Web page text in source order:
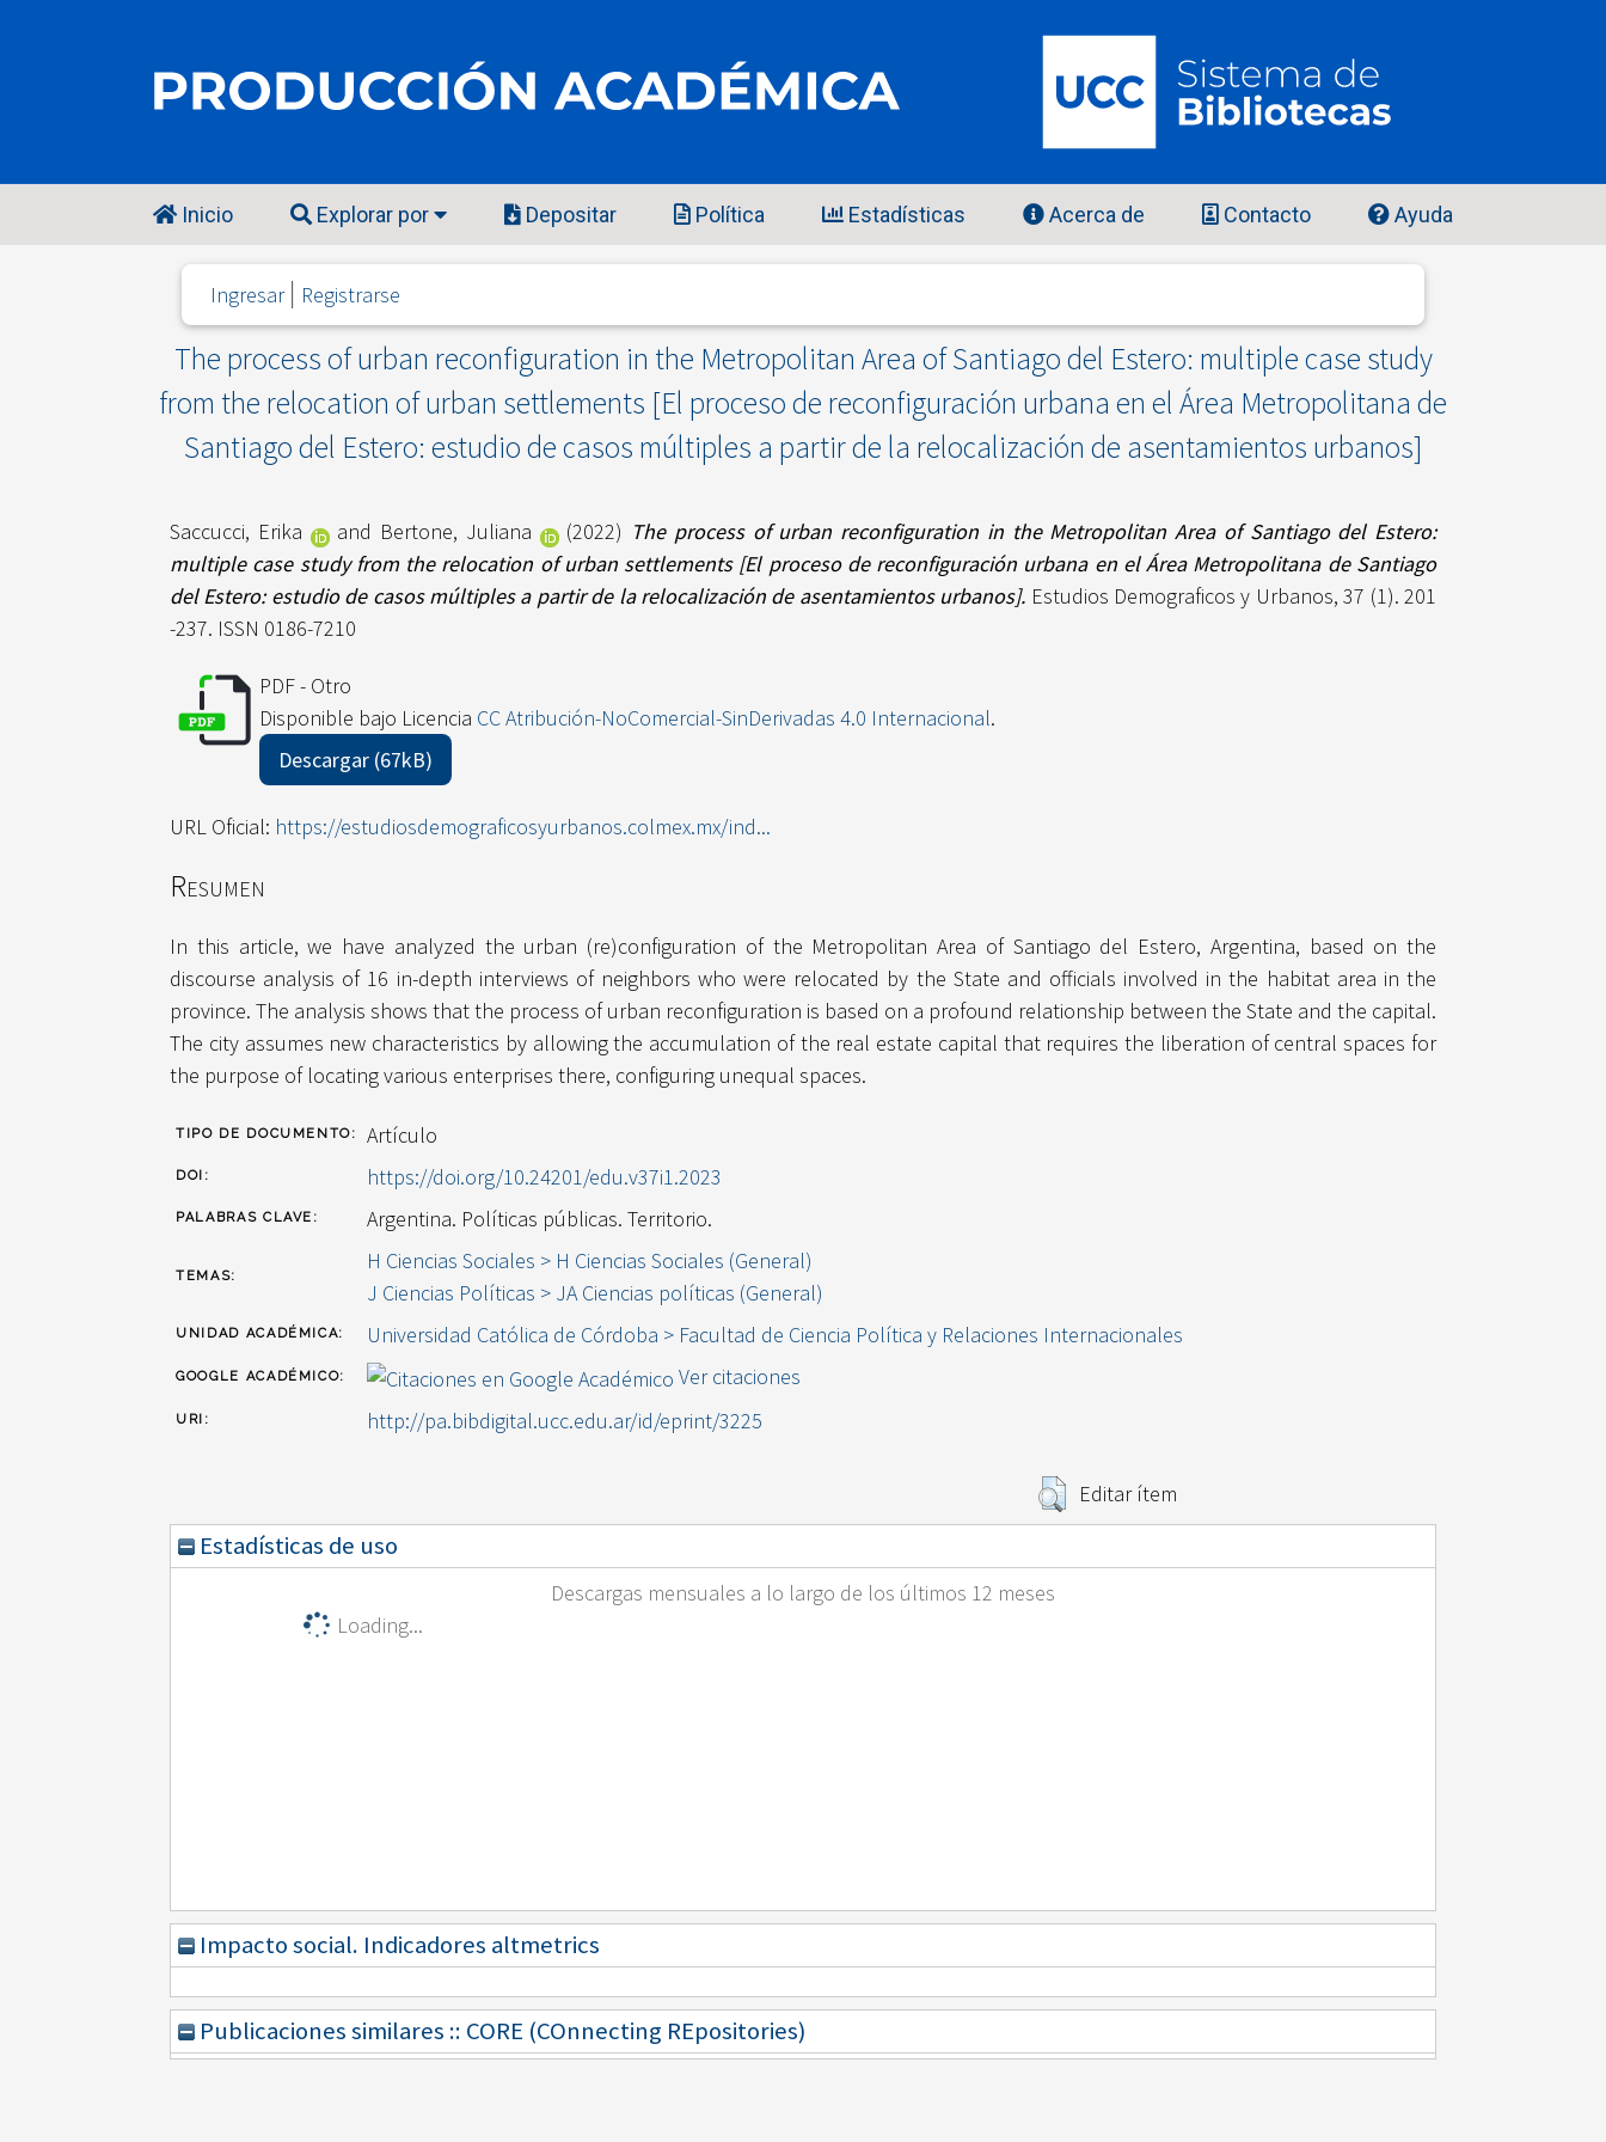
Inicio Explorar por Depositar Política Estadísticas Acerca de Contacto Ayuda
Ingresar Registrarse
The process of urban reconfiguration in the Metropolitan Area of Santiago del Estero: multiple case study
from the relocation of urban settlements [El proceso de reconfiguración urbana en el Área Metropolitana de
Santiago del Estero: estudio de casos múltiples a partir de la relocalización de asentamientos urbanos]
Saccucci, Erika and Bertone, Juliana (2022) The process of urban reconfiguration in the Metropolitan Area of Santiago del Estero:
multiple case study from the relocation of urban settlements [El proceso de reconfiguración urbana en el Área Metropolitana de Santiago
del Estero: estudio de casos múltiples a partir de la relocalización de asentamientos urbanos]. Estudios Demograficos y Urbanos, 37 (1). 201
-237. ISSN 0186-7210
PDF - Otro
Disponible bajo Licencia CC Atribución-NoComercial-SinDerivadas 4.0 Internacional.
Descargar (67kB)
URL Oficial: https://estudiosdemograficosyurbanos.colmex.mx/ind...
Resumen
In this article, we have analyzed the urban (re)configuration of the Metropolitan Area of Santiago del Estero, Argentina, based on the
discourse analysis of 16 in-depth interviews of neighbors who were relocated by the State and officials involved in the habitat area in the
province. The analysis shows that the process of urban reconfiguration is based on a profound relationship between the State and the capital.
The city assumes new characteristics by allowing the accumulation of the real estate capital that requires the liberation of central spaces for
the purpose of locating various enterprises there, configuring unequal spaces.
TIPO DE DOCUMENTO: Artículo
DOI: https://doi.org/10.24201/edu.v37i1.2023
PALABRAS CLAVE: Argentina. Políticas públicas. Territorio.
TEMAS:
H Ciencias Sociales > H Ciencias Sociales (General)
J Ciencias Políticas > JA Ciencias políticas (General)
UNIDAD ACADÉMICA: Universidad Católica de Córdoba > Facultad de Ciencia Política y Relaciones Internacionales
GOOGLE ACADÉMICO: Ver citaciones
URI: http://pa.bibdigital.ucc.edu.ar/id/eprint/3225
Editar ítem
Estadísticas de uso
Descargas mensuales a lo largo de los últimos 12 meses
Loading...
Impacto social. Indicadores altmetrics
Publicaciones similares :: CORE (COnnecting REpositories)